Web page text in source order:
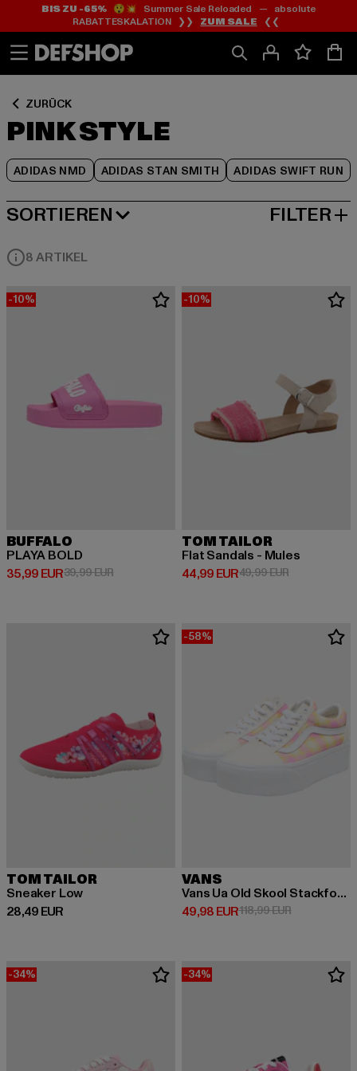
Zum
Inhalt
springen
Zum
Fußzeile
springen
BIS ZU -65%😲💥 Summer Sale Reloaded — absolute
RABATTESKALATION ❯❯ ZUM SALE ❮❮
ZURÜCK
PINK STYLE
ADIDAS NMD ADIDAS STAN SMITH ADIDAS SWIFT RUN
Zum
Produktraster
springen
SORTIEREN
BELIEBTESTE FILTER
8 ARTIKEL
-10%
BUFFALO
PLAYA BOLD
35,99 EUR
Derzeitiger Preis: 35,99 EUR
39,99 EURAktionspreis: 39,99 EUR
-10%
TOM TAILOR
Flat Sandals - Mules
44,99 EUR
Derzeitiger Preis: 44,99 EUR
49,99 EURAktionspreis:
TOM TAILOR
Sneaker Low
28,49 EUR
Derzeitiger Preis: 28,49 EUR
-58%
VANS
Vans Ua Old Skool Stackform Schuhe
49,98 EUR
Derzeitiger Preis: 49,98 EUR
118,99 EURAktionspreis:
-34% -34%